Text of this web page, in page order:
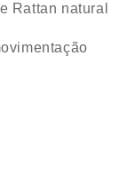
Rattan natural